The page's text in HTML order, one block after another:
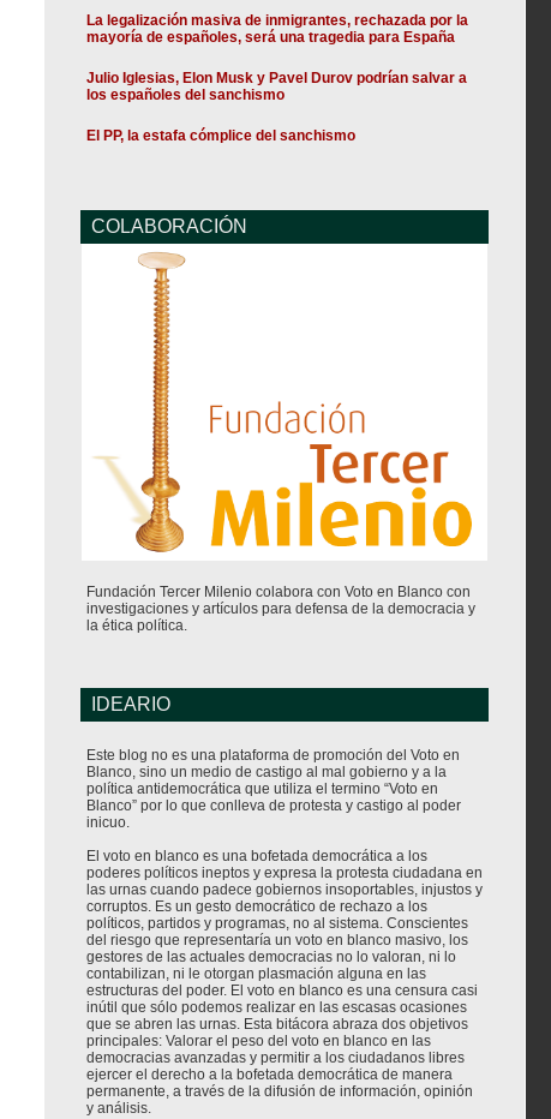
La legalización masiva de inmigrantes, rechazada por la
mayoría de españoles, será una tragedia para España
Julio Iglesias, Elon Musk y Pavel Durov podrían salvar a
los españoles del sanchismo
El PP, la estafa cómplice del sanchismo
COLABORACIÓN
Fundación Tercer Milenio colabora con Voto en Blanco con
investigaciones y artículos para defensa de la democracia y
la ética política.
IDEARIO
Este blog no es una plataforma de promoción del Voto en
Blanco, sino un medio de castigo al mal gobierno y a la
política antidemocrática que utiliza el termino “Voto en
Blanco” por lo que conlleva de protesta y castigo al poder
inicuo.
El voto en blanco es una bofetada democrática a los
poderes políticos ineptos y expresa la protesta ciudadana en
las urnas cuando padece gobiernos insoportables, injustos y
corruptos. Es un gesto democrático de rechazo a los
políticos, partidos y programas, no al sistema. Conscientes
del riesgo que representaría un voto en blanco masivo, los
gestores de las actuales democracias no lo valoran, ni lo
contabilizan, ni le otorgan plasmación alguna en las
estructuras del poder. El voto en blanco es una censura casi
inútil que sólo podemos realizar en las escasas ocasiones
que se abren las urnas. Esta bitácora abraza dos objetivos
principales: Valorar el peso del voto en blanco en las
democracias avanzadas y permitir a los ciudadanos libres
ejercer el derecho a la bofetada democrática de manera
permanente, a través de la difusión de información, opinión
y análisis.